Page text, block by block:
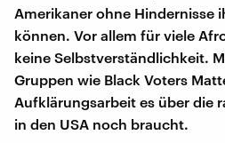
Amerikaner ohne Hindernisse
können. Vor allem für viele
keine Selbstverständlichkeit.
Gruppen wie Black Voters
Aufklärungsarbeit es über die
in den USA noch braucht.